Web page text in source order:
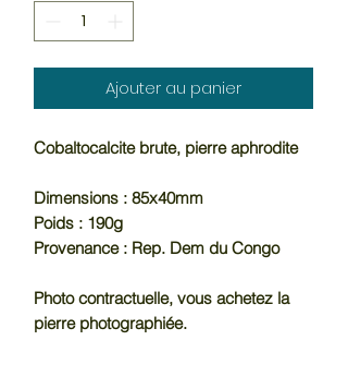
Ajouter au panier
Cobaltocalcite brute, pierre aphrodite
Dimensions : 85x40mm
Poids : 190g
Provenance : Rep. Dem du Congo
Photo contractuelle, vous achetez la
pierre photographiée.